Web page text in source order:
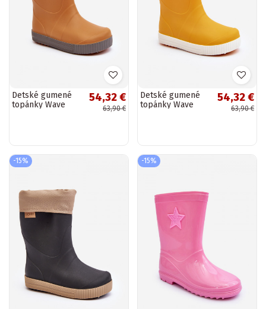
Detské gumené
topánky Wave
54,32 €
63,90 €
Detské gumené
topánky Wave
54,32 €
63,90 €
-15% -15%